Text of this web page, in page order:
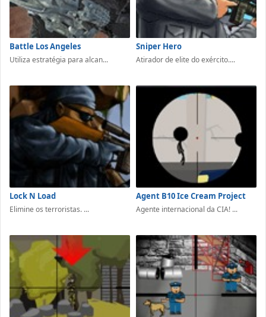
Battle Los Angeles
Utiliza estratégia para alcan...
Sniper Hero
Atirador de elite do exército....
Lock N Load
Elimine os terroristas. ...
Agent B10 Ice Cream Project
Agente internacional da CIA! ...